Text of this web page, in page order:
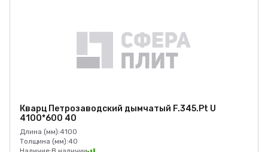
Кварц Петрозаводский дымчатый F.345.Pt U
4100*600 40
Длина (мм):4100
Толщина (мм):40